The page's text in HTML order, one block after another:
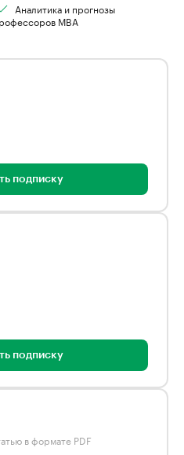
Аналитика и прогнозы
MBA
подписку
подписку
в формате PDF